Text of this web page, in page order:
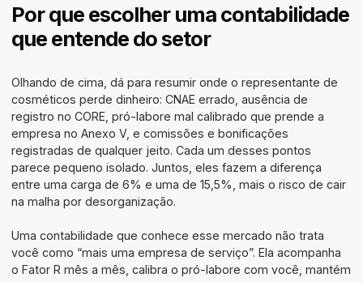
Por que escolher uma contabilidade
que entende do setor
Olhando de cima, dá para resumir onde o representante de
cosméticos perde dinheiro: CNAE errado, ausência de
registro no CORE, pró-labore mal calibrado que prende a
empresa no Anexo V, e comissões e bonificações
registradas de qualquer jeito. Cada um desses pontos
parece pequeno isolado. Juntos, eles fazem a diferença
entre uma carga de 6% e uma de 15,5%, mais o risco de cair
na malha por desorganização.
Uma contabilidade que conhece esse mercado não trata
você como “mais uma empresa de serviço”. Ela acompanha
o Fator R mês a mês, calibra o pró-labore com você, mantém